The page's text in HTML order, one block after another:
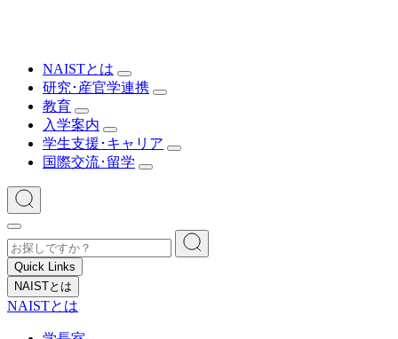
NAISTとは
研究･産官学連携
教育
入学案内
学生支援･キャリア
国際交流･留学
Quick Links
NAISTとは
NAISTとは